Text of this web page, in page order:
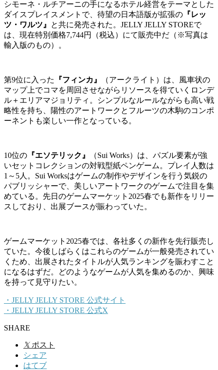
シモーネ・ルチアーニの手になるホテル経営をテーマとした
ダイスプレイスメントで、待望の日本語版が拡張の 『レッ
ツ・ワルツ』
と共に発売された。JELLY JELLY STOREで
は、現在特別価格7,744円（税込）にて販売中だ（※写真は
輸入版のもの）。
第9位に入った 『フィンカ』
（アークライト）は、風車状の
マップ上でコマを周回させながらリソースを得ていくロンデ
ル＋エリアマジョリティ。シンプルなルールながらも高い戦
略性を持ち、陽性のアートワークとフルーツの木駒のコンポ
ーネントも楽しい一作となっている。
10位の 『エソテリック』
（Sui Works）は、パズル要素が強
いセットコレクションの対戦型紙ペンゲーム。プレイ人数は
1～5人。Sui Worksはゲームの制作やデザインを行う気鋭の
パブリッシャーで、美しいアートワークのゲームで注目を集
めている。先日のゲームマーケット2025春でも新作をリリー
スしており、出展ブースが賑わっていた。
ゲームマーケット2025春では、各社多くの新作を先行販売し
ていた。今後しばらくはこれらのゲームが一般発売されてい
くため、出展されたタイトルが人気ランキングを賑わすこと
になるはずだ。どのようなゲームが人気を集めるのか、興味
を持って見守りたい。
・JELLY JELLY STORE 公式サイト
・JELLY JELLY STORE 公式X
SHARE
𝕏 ポスト
シェア
はてブ